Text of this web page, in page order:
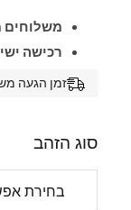
משלוחים
רכישה
זמן הגעה משוער: 10/08/
סוג הזהב